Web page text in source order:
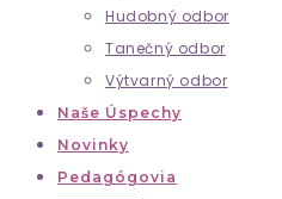
Hudobný odbor
Tanečný odbor
Výtvarný odbor
Naše Úspechy
Novinky
Pedagógovia